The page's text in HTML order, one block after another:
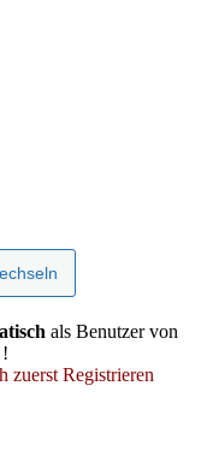
als Benutzer von
zuerst Registrieren